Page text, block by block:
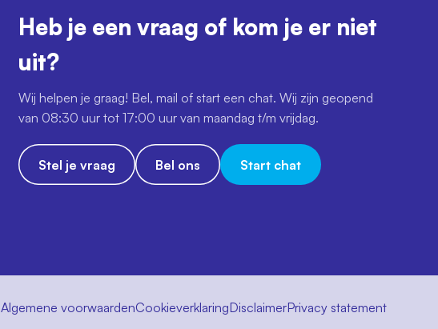
Heb je een vraag of kom je er niet
uit?
Wij helpen je graag! Bel, mail of start een chat. Wij zijn geopend
van 08:30 uur tot 17:00 uur van maandag t/m vrijdag.
Stel je vraag Bel ons Start chat
Algemene voorwaardenCookieverklaringDisclaimerPrivacy statement